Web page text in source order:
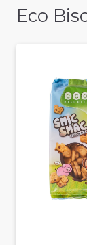
Eco